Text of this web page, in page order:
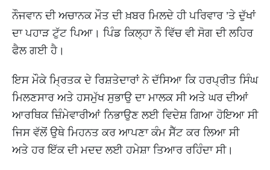
ਨੌਜਵਾਨ ਦੀ ਅਚਾਨਕ ਮੌਤ ਦੀ ਖ਼ਬਰ ਮਿਲਦੇ ਹੀ ਪਰਿਵਾਰ ’ਤੇ ਦੁੱਖਾਂ
ਦਾ ਪਹਾੜ ਟੁੱਟ ਪਿਆ। ਪਿੰਡ ਕਿਲ੍ਹਾ ਨੌ ਵਿੱਚ ਵੀ ਸੋਗ ਦੀ ਲਹਿਰ
ਫੈਲ ਗਈ ਹੈ।
ਇਸ ਮੌਕੇ ਮ੍ਰਿਤਕ ਦੇ ਰਿਸ਼ਤੇਦਾਰਾਂ ਨੇ ਦੱਸਿਆ ਕਿ ਹਰਪ੍ਰੀਤ ਸਿੰਘ
ਮਿਲਣਸਾਰ ਅਤੇ ਹਸਮੁੱਖ ਸੁਭਾਉ ਦਾ ਮਾਲਕ ਸੀ ਅਤੇ ਘਰ ਦੀਆਂ
ਆਰਥਿਕ ਜ਼ਿੰਮੇਵਾਰੀਆਂ ਨਿਭਾਉਣ ਲਈ ਵਿਦੇਸ਼ ਗਿਆ ਹੋਇਆ ਸੀ
ਜਿਸ ਵੱਲੋਂ ਉਥੇ ਮਿਹਨਤ ਕਰ ਆਪਣਾ ਕੰਮ ਸੈੱਟ ਕਰ ਲਿਆ ਸੀ
ਅਤੇ ਹਰ ਇੱਕ ਦੀ ਮਦਦ ਲਈ ਹਮੇਸ਼ਾ ਤਿਆਰ ਰਹਿੰਦਾ ਸੀ।